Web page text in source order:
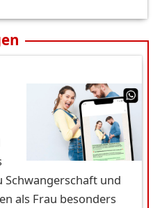
Schwangerschaft und
als Frau besonders